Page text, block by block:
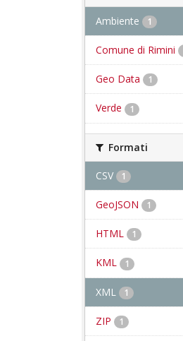
Ambiente 1
Comune di Rimini
Geo Data 1
Verde 1
Formati
CSV 1
GeoJSON 1
HTML 1
KML 1
XML 1
ZIP 1